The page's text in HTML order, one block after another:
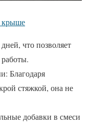
крыше
что позволяет
Благодаря
стяжкой, она не
добавки в смеси